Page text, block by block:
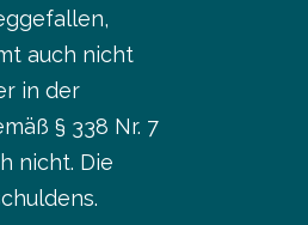
auch nicht
in der
§ 338 Nr. 7
nicht. Die